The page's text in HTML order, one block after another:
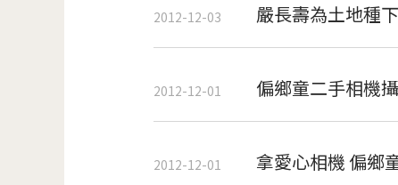
2012-12-03 嚴長壽為土地種
2012-12-01 偏鄉童二手相機
2012-12-01 拿愛心相機 偏鄉